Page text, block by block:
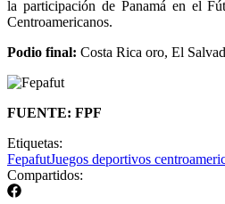
la participación de Panamá en el
Centroamericanos.
Podio final: Costa Rica oro, El
FUENTE: FPF
Etiquetas:
FepafutJuegos deportivos
Compartidos: